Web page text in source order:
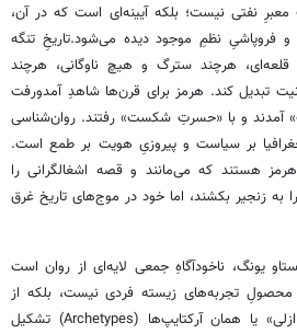
نفتی نیست؛ بلکه آیینه‌ای است که در آن،
فروپاشیِ نظمِ موجود دیده می‌شود.تاریخِ تنگه
هرچند سترگ و هیچ ناوگانی، هرچند
تبدیل کند. هرمز برای قرن‌ها شاهدِ آمدورفت
آمدند و با «حسرتِ شکست» رفتند. روان‌شناسی
بر سیاست و پیروزیِ هویت بر طمع است.
هستند که می‌مانند و قصه اشغالگرانی را
به زنجیر بکشند، اما خود در موج‌های تاریخ غرق
یونگ، ناخودآگاهِ جمعی لایه‌ای از روان است
تجربه‌های زیسته فردی نیست، بلکه از
ساختارهای موروثی و «تصاویرِ ازلی» یا همان آرکتایپ‌ها (Archetypes) تشکیل